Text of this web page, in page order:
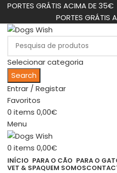
PORTES GRÁTIS ACIMA DE 35€
PORTES GRÁTIS
Selecionar categoria
Search
Entrar / Registar
Favoritos
0 items 0,00€
Menu
0 items 0,00€
INÍCIO PARA O CÃO PARA O
VET & SPAQUEM SOMOS